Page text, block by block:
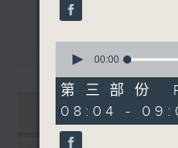
種性質；分享寵物主
最新
seconds
51
minutes,
54
seconds
00:00
第三部份
08:04 -